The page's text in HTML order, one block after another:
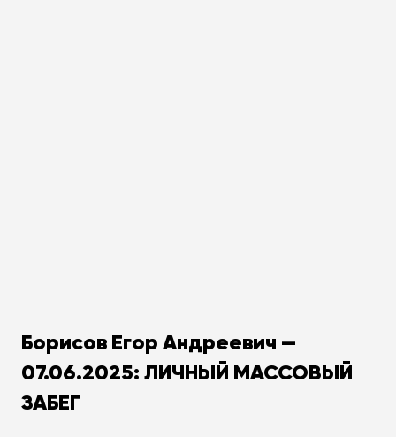
Борисов Егор Андреевич —
07.06.2025: ЛИЧНЫЙ МАССОВЫЙ
ЗАБЕГ